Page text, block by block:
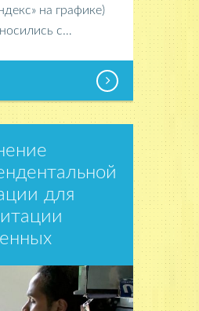
на графике)
с…
для